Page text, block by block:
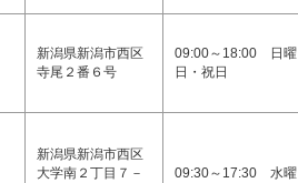
新潟県新潟市西区
寺尾２番６号
09:00～18:00 日曜
日・祝日
新潟県新潟市西区
大学南２丁目７－
09:30～17:30 水曜